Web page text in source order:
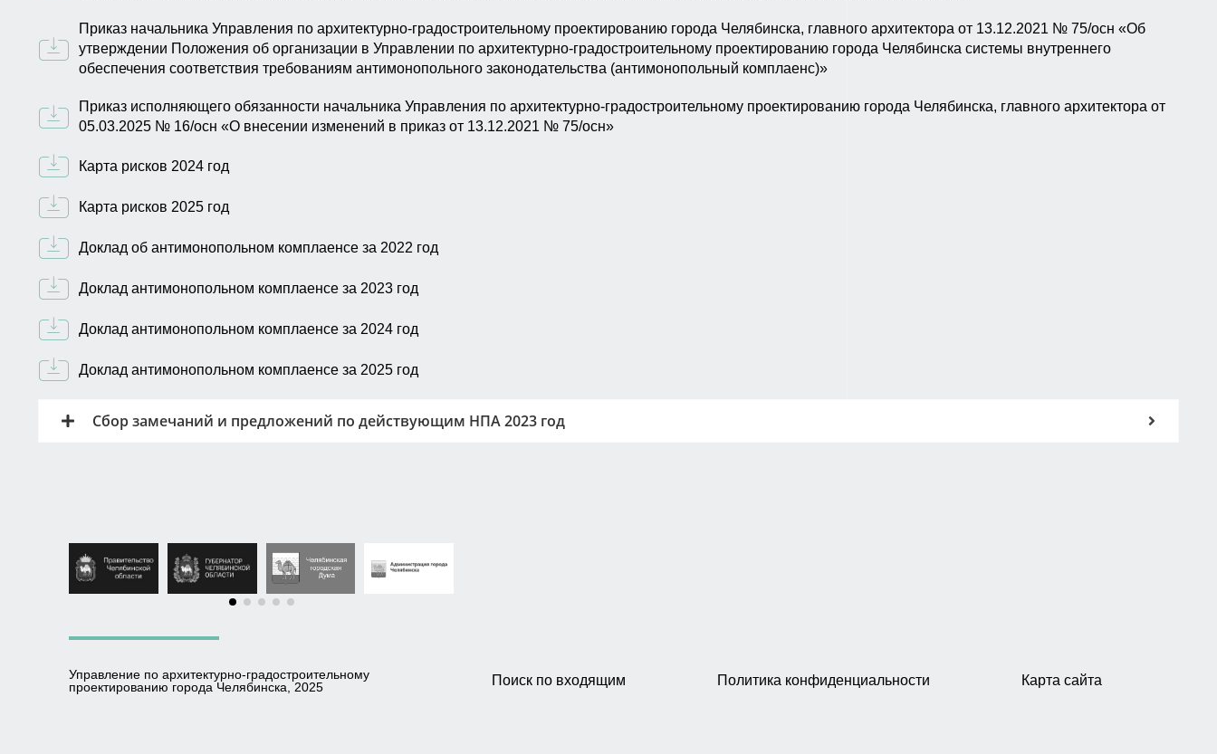
Приказ начальника Управления по архитектурно-градостроительному проектированию города Челябинска, главного архитектора от 13.12.2021 № 75/осн «Об
утверждении Положения об организации в Управлении по архитектурно-градостроительному проектированию города Челябинска системы внутреннего
обеспечения соответствия требованиям антимонопольного законодательства (антимонопольный комплаенс)»
Приказ исполняющего обязанности начальника Управления по архитектурно-градостроительному проектированию города Челябинска, главного архитектора от
05.03.2025 № 16/осн «О внесении изменений в приказ от 13.12.2021 № 75/осн»
Карта рисков 2024 год
Карта рисков 2025 год
Доклад об антимонопольном комплаенсе за 2022 год
Доклад антимонопольном комплаенсе за 2023 год
Доклад антимонопольном комплаенсе за 2024 год
Доклад антимонопольном комплаенсе за 2025 год
Сбор замечаний и предложений по действующим НПА 2023 год
Управление по архитектурно-градостроительному
проектированию города Челябинска, 2025
Поиск по входящим Политика конфиденциальности Карта сайта